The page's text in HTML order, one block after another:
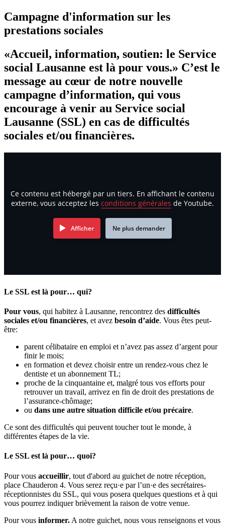
Campagne d'information sur les
prestations sociales
«Accueil, information, soutien: le Service
social Lausanne est là pour vous.» C’est le
message au cœur de notre nouvelle
campagne d’information, qui vous
encourage à venir au Service social
Lausanne (SSL) en cas de difficultés
sociales et/ou financières.
Ce contenu est hébergé par un tiers. En affichant le contenu
externe, vous acceptez les conditions générales de Youtube.
Afficher Ne plus demander
Le SSL est là pour… qui?
Pour vous, qui habitez à Lausanne, rencontrez des difficultés
sociales et/ou financières, et avez besoin d’aide. Vous êtes peut-
être:
parent célibataire en emploi et n’avez pas assez d’argent pour
finir le mois;
en formation et devez choisir entre un rendez-vous chez le
dentiste et un abonnement TL;
proche de la cinquantaine et, malgré tous vos efforts pour
retrouver un travail, arrivez en fin de droit des prestations de
l’assurance-chômage;
ou dans une autre situation difficile et/ou précaire.
Ce sont des difficultés qui peuvent toucher tout le monde, à
différentes étapes de la vie.
Le SSL est là pour… quoi?
Pour vous accueillir, tout d'abord au guichet de notre réception,
place Chauderon 4. Vous serez reçu·e par l’un·e des secrétaires-
réceptionnistes du SSL, qui vous posera quelques questions et à qui
vous pourrez indiquer brièvement la raison de votre venue.
Pour vous informer. A notre guichet, nous vous renseignons et vous